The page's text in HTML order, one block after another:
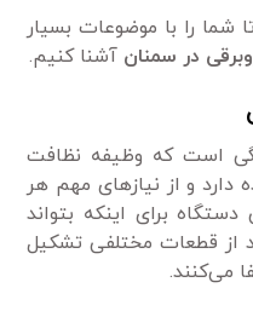
شما را با موضوعات بسیار
در سمنان آشنا کنیم.
است که وظیفه نظافت
دارد و از نیاز‌های مهم هر
برای اینکه بتواند
از قطعات مختلفی تشکیل
می‌کنند.